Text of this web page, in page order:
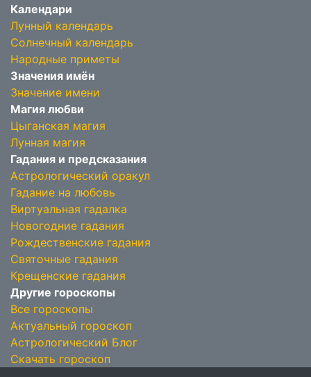
Календари
Лунный календарь
Солнечный календарь
Народные приметы
Значения имён
Значение имени
Магия любви
Цыганская магия
Лунная магия
Гадания и предсказания
Астрологический оракул
Гадание на любовь
Виртуальная гадалка
Новогодние гадания
Рождественские гадания
Святочные гадания
Крещенские гадания
Другие гороскопы
Все гороскопы
Актуальный гороскоп
Астрологический Блог
Скачать гороскоп